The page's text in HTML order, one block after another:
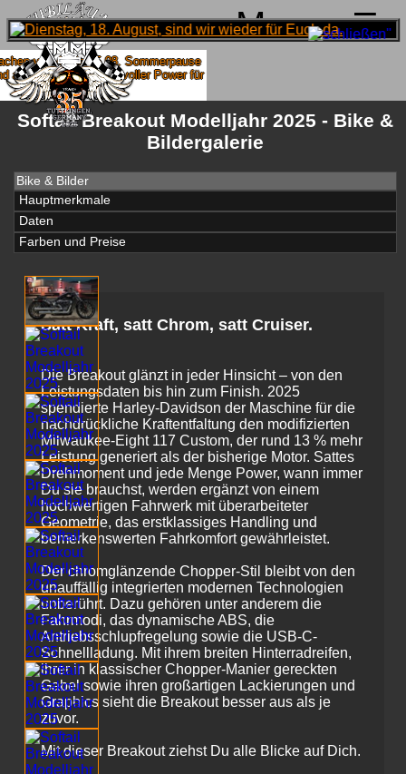
Menu
von 4. bis 15.08. Sommerpause
ab 18.08. wieder mit voller Power für
Euch da!
Softail Breakout Modelljahr 2025 - Bike &
Bildergalerie
Bike & Bilder
Hauptmerkmale
Daten
Farben und Preise
Satt Kraft, satt Chrom, satt Cruiser.
Die Breakout glänzt in jeder Hinsicht – von den
Leistungsdaten bis hin zum Finish. 2025
spendierte Harley-Davidson der Maschine für die
nachdrückliche Kraftentfaltung den modifizierten
Milwaukee-Eight 117 Custom, der rund 13 % mehr
Leistung generiert als der bisherige Motor. Sattes
Drehmoment und jede Menge Power, wann immer
Du sie brauchst, werden ergänzt von einem
hochwertigen Fahrwerk mit überarbeiteter
Geometrie, das erstklassiges Handling und
bemerkenswerten Fahrkomfort gewährleistet.
Der chromglänzende Chopper-Stil bleibt von den
unauffällig integrierten modernen Technologien
unberührt. Dazu gehören unter anderem die
Fahrmodi, das dynamische ABS, die
Antriebsschlupfregelung sowie die USB-C-
Schnellladung. Mit ihrem breiten Hinterradreifen,
ihrer in klassischer Chopper-Manier gereckten
Gabel sowie ihren großartigen Lackierungen und
Graphics sieht die Breakout besser aus als je
zuvor.
Mit dieser Breakout ziehst Du alle Blicke auf Dich.